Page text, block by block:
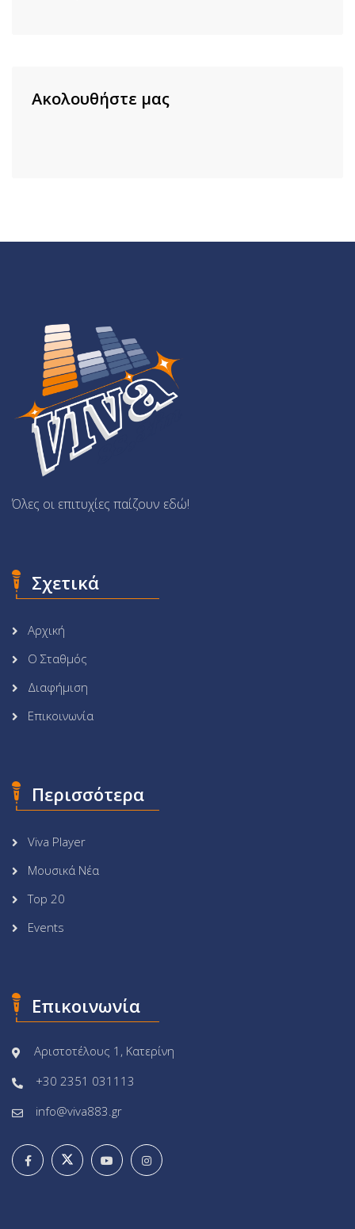
Ακολουθήστε μας
Όλες οι επιτυχίες παίζουν εδώ!
Σχετικά
Αρχική
Ο Σταθμός
Διαφήμιση
Επικοινωνία
Περισσότερα
Viva Player
Μουσικά Νέα
Top 20
Events
Επικοινωνία
Αριστοτέλους 1, Κατερίνη
+30 2351 031113
info@viva883.gr